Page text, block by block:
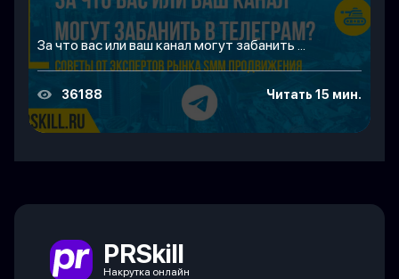
За что вас или ваш канал могут забанить ...
36188 Читать 15 мин.
PRSkill
Накрутка онлайн